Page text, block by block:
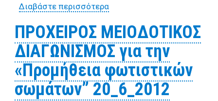
Διαβάστε περισσότεραγια ΠΡΟΧΕΙΡΟΣ
ΔΙΑΓΩΝΙΣΜΟΣ για την
«Προμήθεια καλωδίων»
20_6_2012
ΠΡΟΧΕΙΡΟΣ ΜΕΙΟΔΟΤΙΚΟΣ
ΔΙΑΓΩΝΙΣΜΟΣ για την
«Προμήθεια φωτιστικών
σωμάτων” 20_6_2012